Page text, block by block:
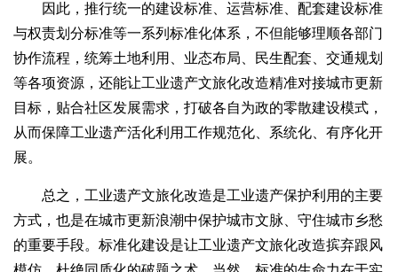
因此，推行统一的建设标准、运营标准、配套建设标准
与权责划分标准等一系列标准化体系，不但能够理顺各部门
协作流程，统筹土地利用、业态布局、民生配套、交通规划
等各项资源，还能让工业遗产文旅化改造精准对接城市更新
目标，贴合社区发展需求，打破各自为政的零散建设模式，
从而保障工业遗产活化利用工作规范化、系统化、有序化开
展。
总之，工业遗产文旅化改造是工业遗产保护利用的主要
方式，也是在城市更新浪潮中保护城市文脉、守住城市乡愁
的重要手段。标准化建设是让工业遗产文旅化改造摈弃跟风